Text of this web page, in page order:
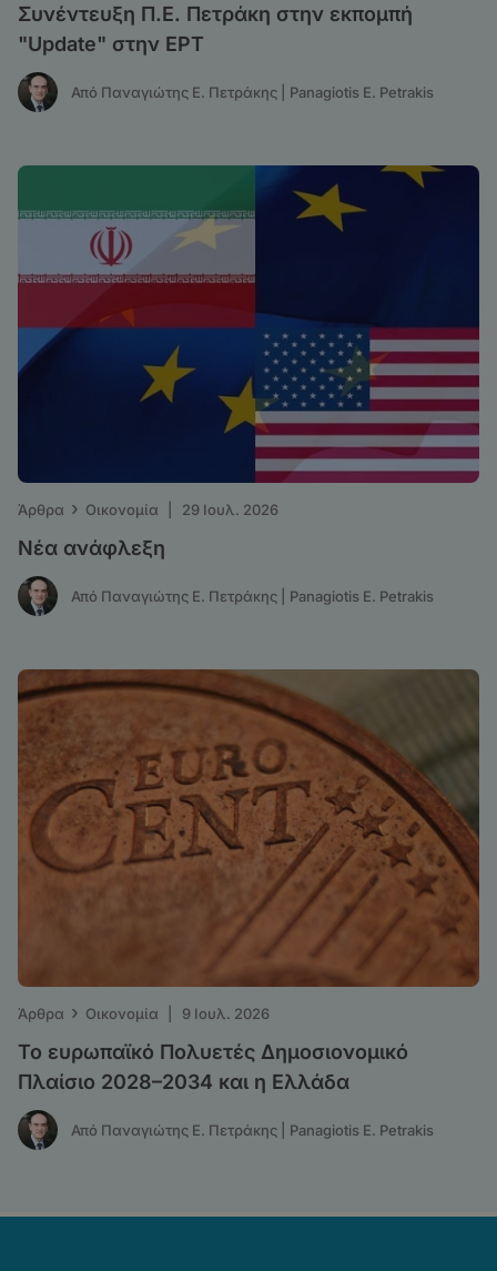
Συνέντευξη Π.Ε. Πετράκη στην εκπομπή
"Update" στην ΕΡΤ
Από Παναγιώτης Ε. Πετράκης | Panagiotis E. Petrakis
Άρθρα › Οικονομία 29 Ιουλ. 2026
Νέα ανάφλεξη
Από Παναγιώτης Ε. Πετράκης | Panagiotis E. Petrakis
Άρθρα › Οικονομία 9 Ιουλ. 2026
Το ευρωπαϊκό Πολυετές Δημοσιονομικό
Πλαίσιο 2028–2034 και η Ελλάδα
Από Παναγιώτης Ε. Πετράκης | Panagiotis E. Petrakis